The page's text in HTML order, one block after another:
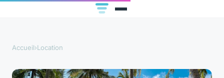
Accueil›Location